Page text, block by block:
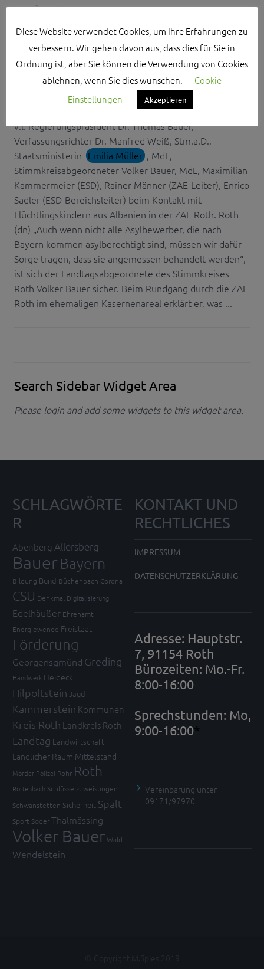
31. MÄRZ 2015
NO COMMENTS
ROTH,OSTERSPENDENAKTION ,VOLKER BAUER,
WESTBALKAN,ZAE ROTH
v.l. Regierungspräsident Dr. Thomas Bauer,
Verfassungsrichter Dr. Manfred Weiß, Stm.a.D.,
Staatsministerin Emilia Müller , MdL,
Stimmkreisabgeordneter Volker Bauer, MdL, Maximilian
Kammermeier (ESD), Rainer Männer (ZAE-Leiter), Enrico
Sadler (ESD-Bereichsleiter) beim Kontakt mit
Flüchtlingskindern aus Albanien in der ZAE Roth. Roth
(dn) „Auch wenn nicht alle Asylbewerber, die nach
Bayern kommen asylberechtigt sind, müssen wir dafür
Sorge tragen, dass sie angemessen behandelt werden“,
ist sich der Landtagsabgeordnete des Stimmkreises
Roth Volker Bauer sicher. Beim Rundgang durch die ZAE
Roth im ehemaligen Kasernenareal erklärt er, was ...
Search Sidebar Widget Area
Please login and add some widgets to this widget area.
SCHLAGWÖRTE
R
Abenberg Allersberg
Bauer Bayern
Bildung Bund Büchenbach Corona
CSU Denkmal Digitalisierung
Edelhäußer Ehrenamt
Energiewende Freistaat
Förderung
Georgensgmünd Greding
Handwerk Heideck
Hilpoltstein Jagd
Kammerstein Kommunen
Kreis Roth Landkreis Roth
Landtag Landwirtschaft
Ländlicher Raum Mittelstand
Mortler Polizei Rohr Roth
Röttenbach Schlüsselzuweisungen
Schwanstetten Sicherheit Spalt
Sport SöderThalmässing
Volker BauerWald
Wendelstein
KONTAKT UND
RECHTLICHES
IMPRESSUM
DATENSCHUTZERKLÄRUNG
Adresse: Hauptstr.
7, 91154 Roth
Bürozeiten: Mo.-Fr.
8:00-16:00
Sprechstunden: Mo,
9:00-16:00*
Vereinbarung unter
09171/97970
Diese Website verwendet Cookies, um Ihre Erfahrungen zu
verbessern. Wir gehen davon aus, dass dies für Sie in
Ordnung ist, aber Sie können die Verwendung von Cookies
ablehnen, wenn Sie dies wünschen.
Cookie
Einstellungen
Akzeptieren